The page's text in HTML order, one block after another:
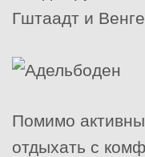
Гштаадт и
Помимо
отдыхать с